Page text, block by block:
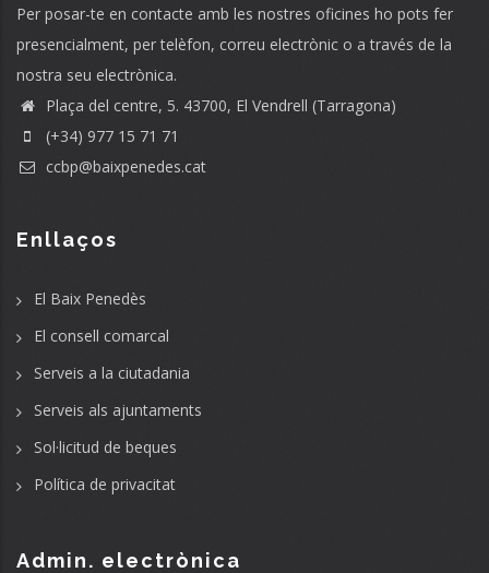
Per posar-te en contacte amb les nostres oficines ho pots fer
presencialment, per telèfon, correu electrònic o a través de la
nostra seu electrònica.
Plaça del centre, 5. 43700, El Vendrell (Tarragona)
(+34) 977 15 71 71
ccbp@baixpenedes.cat
Enllaços
El Baix Penedès
El consell comarcal
Serveis a la ciutadania
Serveis als ajuntaments
Sol·licitud de beques
Política de privacitat
Admin. electrònica